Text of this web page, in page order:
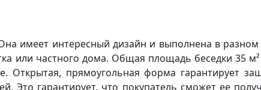
имеет интересный дизайн и выполнена в
или частного дома. Общая площадь беседки 35
Открытая, прямоугольная форма гарантирует
Это гарантирует, что покупатель сможет ее